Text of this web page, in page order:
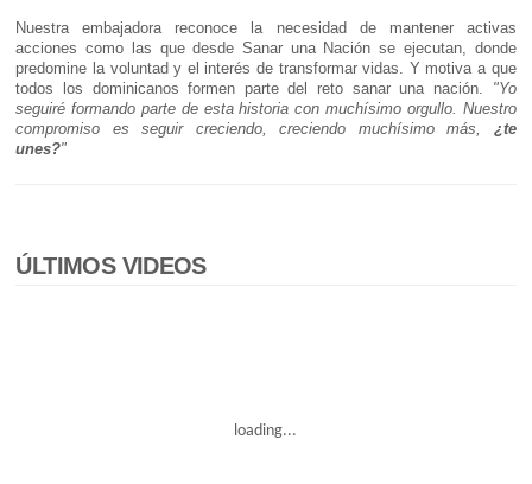
Nuestra embajadora reconoce la necesidad de mantener activas
acciones como las que desde Sanar una Nación se ejecutan, donde
predomine la voluntad y el interés de transformar vidas. Y motiva a que
todos los dominicanos formen parte del reto sanar una nación. "Yo
seguiré formando parte de esta historia con muchísimo orgullo. Nuestro
compromiso es seguir creciendo, creciendo muchísimo más, ¿te
unes?"
ÚLTIMOS VIDEOS
loading...